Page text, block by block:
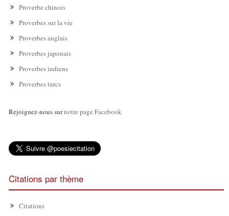
Proverbe chinois
Proverbes sur la vie
Proverbes anglais
Proverbes japonais
Proverbes indiens
Proverbes turcs
Rejoignez-nous surnotre page Facebook
Citations par thème
Citations